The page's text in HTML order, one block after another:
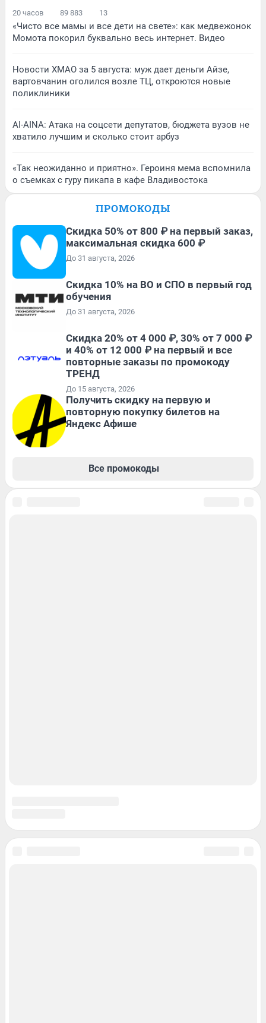
20 часов 89 883 13
«Чисто все мамы и все дети на свете»: как медвежонок
Момота покорил буквально весь интернет. Видео
Новости ХМАО за 5 августа: муж дает деньги Айзе,
вартовчанин оголился возле ТЦ, откроются новые
поликлиники
AI-AINA: Атака на соцсети депутатов, бюджета вузов не
хватило лучшим и сколько стоит арбуз
«Так неожиданно и приятно». Героиня мема вспомнила
о съемках с гуру пикапа в кафе Владивостока
ПРОМОКОДЫ
Скидка 50% от 800 ₽ на первый заказ,
максимальная скидка 600 ₽
До 31 августа, 2026
Скидка 10% на ВО и СПО в первый год
обучения
До 31 августа, 2026
Скидка 20% от 4 000 ₽, 30% от 7 000 ₽
и 40% от 12 000 ₽ на первый и все
повторные заказы по промокоду
ТРЕНД
До 15 августа, 2026
Получить скидку на первую и
повторную покупку билетов на
Яндекс Афише
Все промокоды